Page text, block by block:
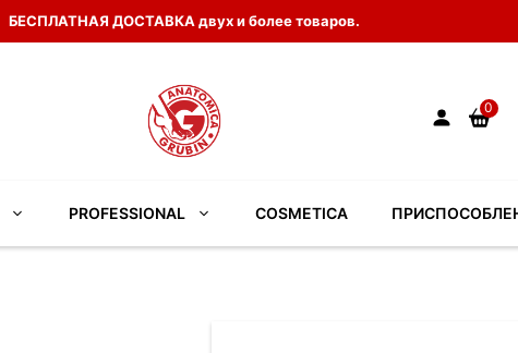
БЕСПЛАТНАЯ ДОСТАВКА двух и более товаров.
0
PROFESSIONAL COSMETICA